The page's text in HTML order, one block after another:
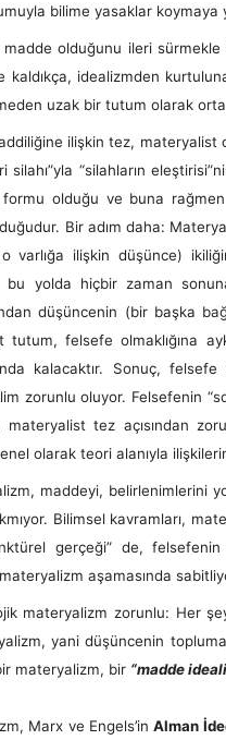
bilime yasaklar koymaya
ileri sürmekle
kaldıkça, idealizmden
uzak bir tutum olarak
ilişkin tez, materyalist
silahı”yla “silahların
formu olduğu ve buna
Bir adım daha:
varlığa ilişkin düşünce)
bu yolda hiçbir zaman
düşüncenin (bir başka
tutum, felsefe olmaklığına
kalacaktır. Sonuç,
zorunlu oluyor. Felsefenin
tez açısından
olarak teori alanıyla
belirlenimlerini yok
Bilimsel kavramları,
gerçeği” de,
aşamasında
zorunlu: Her şey
yani düşüncenin
materyalizm, bir “madde
ve Engels’inAlman